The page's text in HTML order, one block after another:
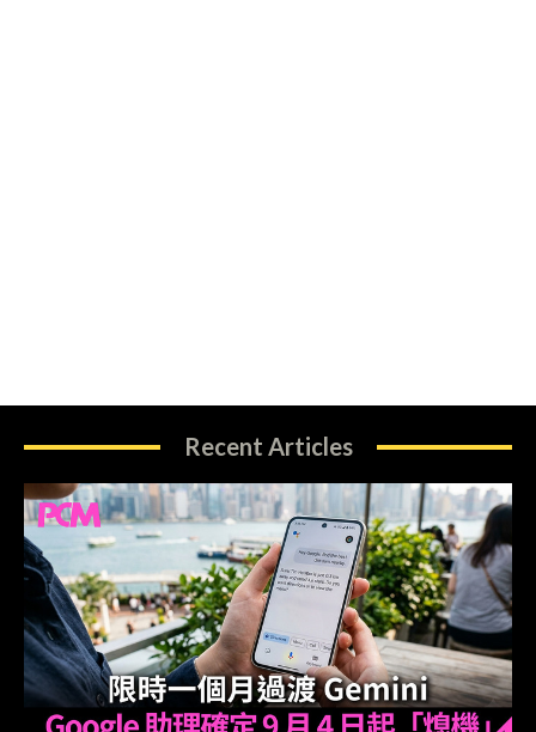
Recent Articles